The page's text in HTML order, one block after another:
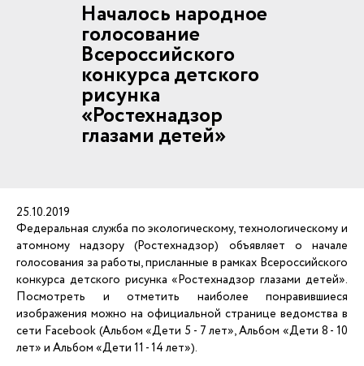
Началось народное
голосование
Всероссийского
конкурса детского
рисунка
«Ростехнадзор
глазами детей»
25.10.2019
Федеральная служба по экологическому, технологическому и
атомному надзору (Ростехнадзор) объявляет о начале
голосования за работы, присланные в рамках Всероссийского
конкурса детского рисунка «Ростехнадзор глазами детей».
Посмотреть и отметить наиболее понравившиеся
изображения можно на официальной странице ведомства в
сети Facebook (Альбом «Дети 5 - 7 лет», Альбом «Дети 8 - 10
лет» и Альбом «Дети 11 - 14 лет»).